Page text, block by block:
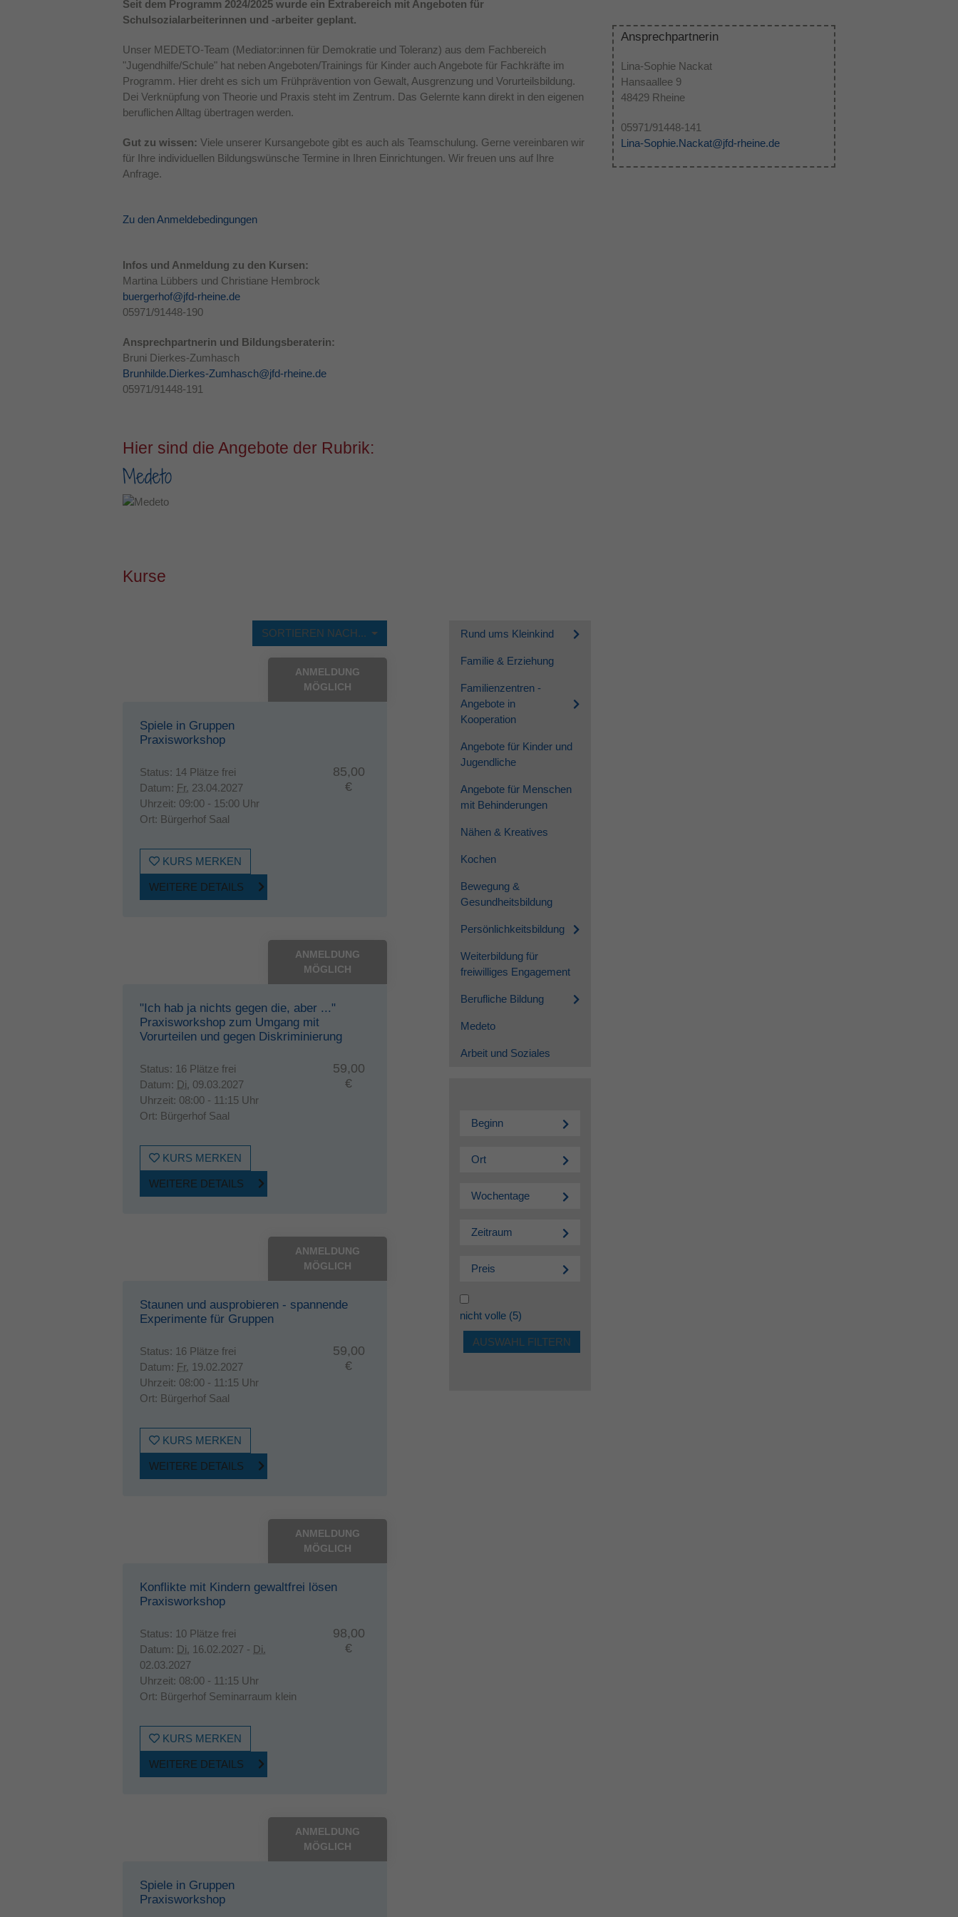
Seit dem Programm 2024/2025 wurde ein Extrabereich mit Angeboten für
Schulsozialarbeiterinnen und -arbeiter geplant.
Unser MEDETO-Team (Mediator:innen für Demokratie und Toleranz) aus dem Fachbereich
"Jugendhilfe/Schule" hat neben Angeboten/Trainings für Kinder auch Angebote für Fachkräfte im
Programm. Hier dreht es sich um Frühprävention von Gewalt, Ausgrenzung und Vorurteilsbildung.
Dei Verknüpfung von Theorie und Praxis steht im Zentrum. Das Gelernte kann direkt in den eigenen
beruflichen Alltag übertragen werden.
Gut zu wissen: Viele unserer Kursangebote gibt es auch als Teamschulung. Gerne vereinbaren wir
für Ihre individuellen Bildungswünsche Termine in Ihren Einrichtungen. Wir freuen uns auf Ihre
Anfrage.
Zu den Anmeldebedingungen
Infos und Anmeldung zu den Kursen:
Martina Lübbers und Christiane Hembrock
buergerhof@jfd-rheine.de
05971/91448-190
Ansprechpartnerin und Bildungsberaterin:
Bruni Dierkes-Zumhasch
Brunhilde.Dierkes-Zumhasch@jfd-rheine.de
05971/91448-191
Hier sind die Angebote der Rubrik:
Medeto
Kurse
SORTIEREN NACH...
ANMELDUNG
MÖGLICH
Spiele in Gruppen
Praxisworkshop
Status: 14 Plätze frei
Datum: Fr. 23.04.2027
Uhrzeit: 09:00 - 15:00 Uhr
Ort: Bürgerhof Saal
85,00
€
KURS MERKEN
WEITERE DETAILS
ANMELDUNG
MÖGLICH
"Ich hab ja nichts gegen die, aber ..."
Praxisworkshop zum Umgang mit
Vorurteilen und gegen Diskriminierung
Status: 16 Plätze frei
Datum: Di. 09.03.2027
Uhrzeit: 08:00 - 11:15 Uhr
Ort: Bürgerhof Saal
59,00
€
KURS MERKEN
WEITERE DETAILS
ANMELDUNG
MÖGLICH
Staunen und ausprobieren - spannende
Experimente für Gruppen
Status: 16 Plätze frei
Datum: Fr. 19.02.2027
Uhrzeit: 08:00 - 11:15 Uhr
Ort: Bürgerhof Saal
59,00
€
KURS MERKEN
WEITERE DETAILS
ANMELDUNG
MÖGLICH
Konflikte mit Kindern gewaltfrei lösen
Praxisworkshop
Status: 10 Plätze frei
Datum: Di. 16.02.2027 - Di.
02.03.2027
Uhrzeit: 08:00 - 11:15 Uhr
Ort: Bürgerhof Seminarraum klein
98,00
€
KURS MERKEN
WEITERE DETAILS
ANMELDUNG
MÖGLICH
Spiele in Gruppen
Praxisworkshop
Rund ums Kleinkind
Familie & Erziehung
Familienzentren -
Angebote in
Kooperation
Angebote für Kinder und
Jugendliche
Angebote für Menschen
mit Behinderungen
Nähen & Kreatives
Kochen
Bewegung &
Gesundheitsbildung
Persönlichkeitsbildung
Weiterbildung für
freiwilliges Engagement
Berufliche Bildung
Medeto
Arbeit und Soziales
Beginn
Ort
Wochentage
Zeitraum
Preis
nicht volle(5)
Ansprechpartnerin
Lina-Sophie Nackat
Hansaallee 9
48429 Rheine
05971/91448-141
Lina-Sophie.Nackat@jfd-rheine.de
Zweck
Einstellungen für diese Website zu speichern.